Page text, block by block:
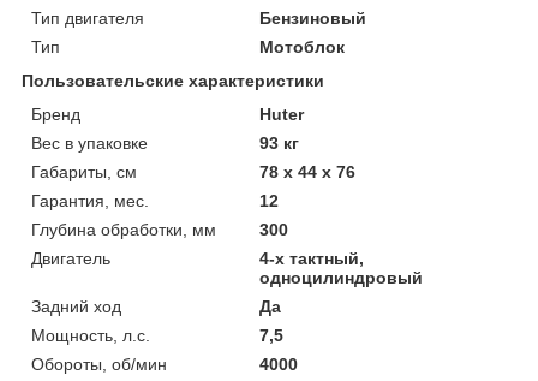
Тип двигателя
Бензиновый
Тип
Мотоблок
Пользовательские характеристики
Бренд
Huter
Вес в упаковке
93 кг
Габариты, см
78 х 44 х 76
Гарантия, мес.
12
Глубина обработки, мм
300
Двигатель
4-х тактный,
одноцилиндровый
Задний ход
Да
Мощность, л.с.
7,5
Обороты, об/мин
4000